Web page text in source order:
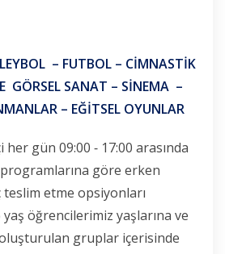
– FUTBOL – CİMNASTİK
GÖRSEL SANAT – SİNEMA –
– EĞİTSEL OYUNLAR
gün 09:00 ‐ 17:00 arasında
göre erken
etme opsiyonları
yaş öğrencilerimiz yaşlarına ve
gruplar içerisinde